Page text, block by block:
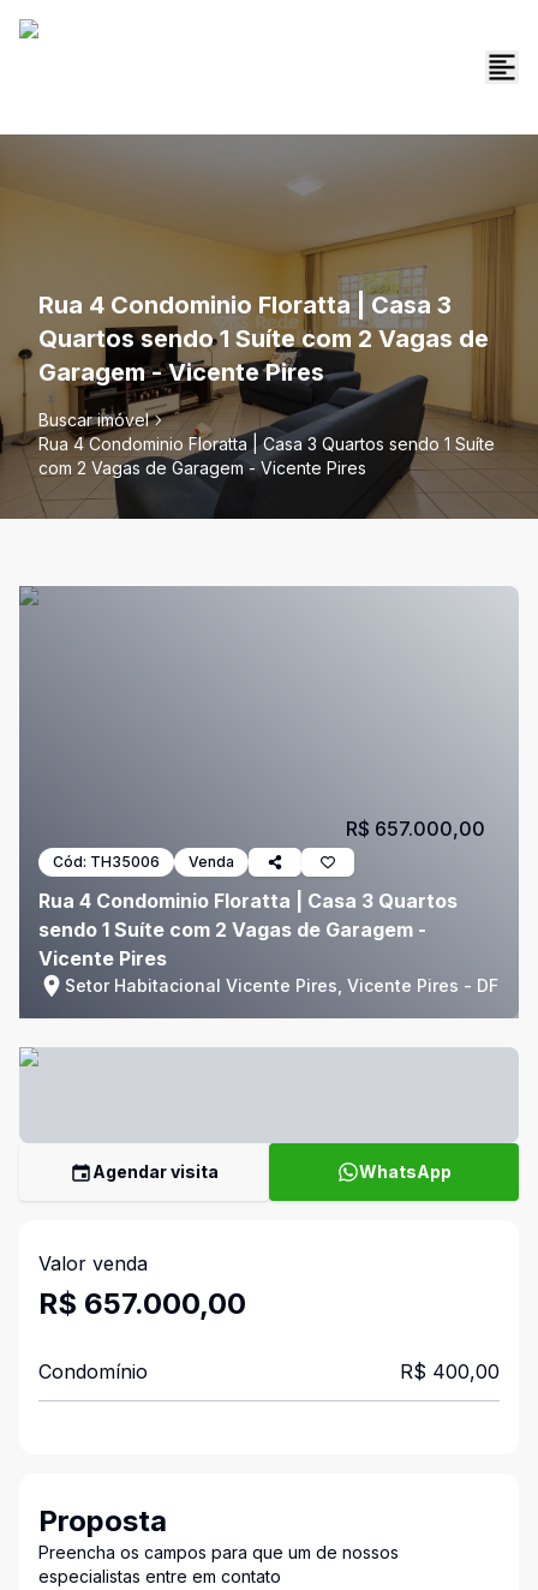
Rua 4 Condominio Floratta | Casa 3
Quartos sendo 1 Suíte com 2 Vagas de
Garagem - Vicente Pires
Buscar imóvel
Rua 4 Condominio Floratta | Casa 3 Quartos sendo 1 Suíte
com 2 Vagas de Garagem - Vicente Pires
Cód: TH35006 Venda
Rua 4 Condominio Floratta | Casa 3 Quartos
sendo 1 Suíte com 2 Vagas de Garagem -
Vicente Pires
Setor Habitacional Vicente Pires, Vicente Pires - DF
R$ 657.000,00
Agendar visita WhatsApp
Valor venda
R$ 657.000,00
Condomínio R$ 400,00
Proposta
Preencha os campos para que um de nossos
especialistas entre em contato